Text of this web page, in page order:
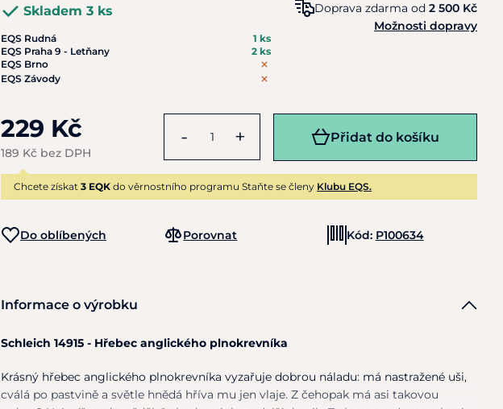
Skladem 3 ks
EQS Rudná
1 ks
EQS Praha 9 - Letňany
2 ks
EQS Brno
EQS Závody
Doprava zdarma od 2 500 Kč
Možnosti dopravy
229 Kč
189 Kč bez DPH
- + Přidat do košíku
Chcete získat 3 EQK do věrnostního programu Staňte se členy Klubu EQS.
Do oblíbených Porovnat Kód: P100634
Informace o výrobku
Schleich 14915 - Hřebec anglického plnokrevníka
Krásný hřebec anglického plnokrevníka vyzařuje dobrou náladu: má nastražené uši,
cválá po pastvině a světle hnědá hříva mu jen vlaje. Z čehopak má asi takovou